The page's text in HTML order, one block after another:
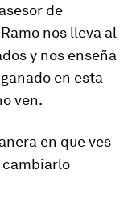
de
nos lleva al
y nos enseña
en esta
ven.
en que ves
cambiarlo